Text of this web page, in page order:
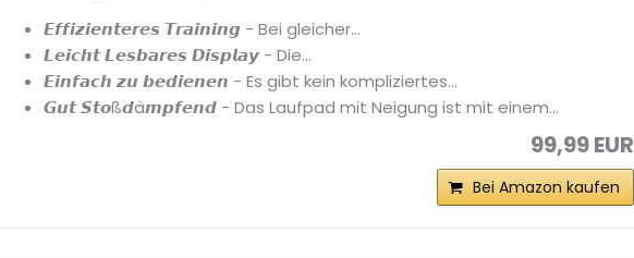
𝙀𝙛𝙛𝙞𝙯𝙞𝙚𝙣𝙩𝙚𝙧𝙚𝙨 𝙏𝙧𝙖𝙞𝙣𝙞𝙣𝙜 - Bei gleicher...
𝙇𝙚𝙞𝙘𝙝𝙩 𝙇𝙚𝙨𝙗𝙖𝙧𝙚𝙨 𝘿𝙞𝙨𝙥𝙡𝙖𝙮 - Die...
𝙀𝙞𝙣𝙛𝙖𝙘𝙝 𝙯𝙪 𝙗𝙚𝙙𝙞𝙚𝙣𝙚𝙣 - Es gibt kein kompliziertes...
𝙂𝙪𝙩 𝙎𝙩𝙤ß𝙙ä𝙢𝙥𝙛𝙚𝙣𝙙 - Das Laufpad mit Neigung ist mit einem...
99,99 EUR
Bei Amazon kaufen